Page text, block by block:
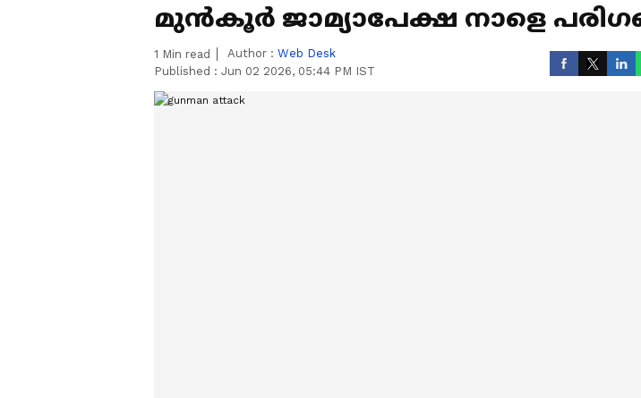
മുൻ‌കൂർ ജാമ്യാപേക്ഷ നാളെ
1 Min read Author : Web Desk
Published : Jun 02 2026, 05:44 PM IST